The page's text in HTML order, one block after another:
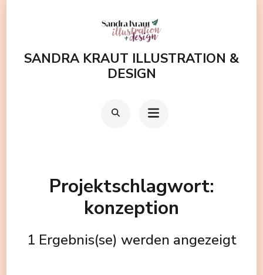
(EnterSANDRA KRAUT ILLUSTRATION &
DESIGN
Projektschlagwort:
konzeption
1 Ergebnis(se) werden angezeigt